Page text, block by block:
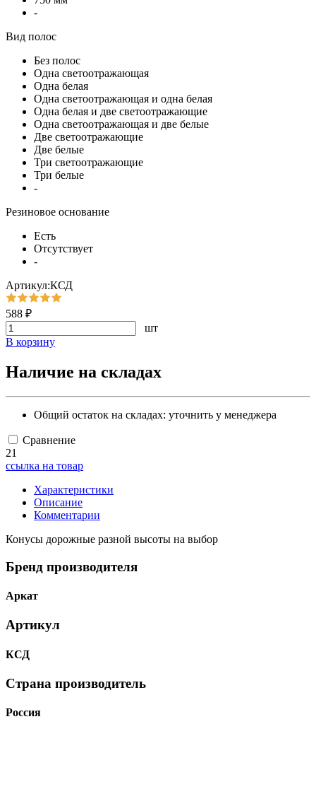
-
Вид полос
Без полос
Одна светоотражающая
Одна белая
Одна светоотражающая и одна белая
Одна белая и две светоотражающие
Одна светоотражающая и две белые
Две светоотражающие
Две белые
Три светоотражающие
Три белые
-
Резиновое основание
Есть
Отсутствует
-
Артикул:КСД
588 ₽
шт
В корзину
Наличие на складах
Общий остаток на складах: уточнить у менеджера
Сравнение
21
ссылка на товар
Характеристики
Описание
Комментарии
Конусы дорожные разной высоты на выбор
Бренд производителя
Аркат
Артикул
КСД
Страна производитель
Россия